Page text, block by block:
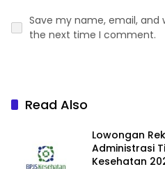
Save my name, email, and
the next time I comment.
Read Also
Lowongan
Administrasi
Kesehatan